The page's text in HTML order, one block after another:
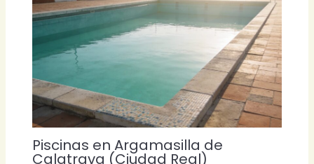
Piscinas en Argamasilla de
Calatrava (Ciudad Real)